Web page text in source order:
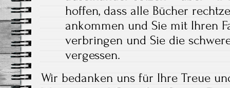
hoffen, dass alle Bücher
ankommen und Sie mit Ihren
verbringen und Sie die
vergessen.
Wir bedanken uns für Ihre Treue